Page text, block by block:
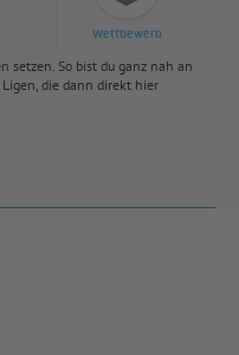
Wettbewerb
setzen. So bist du ganz nah an
die dann direkt hier